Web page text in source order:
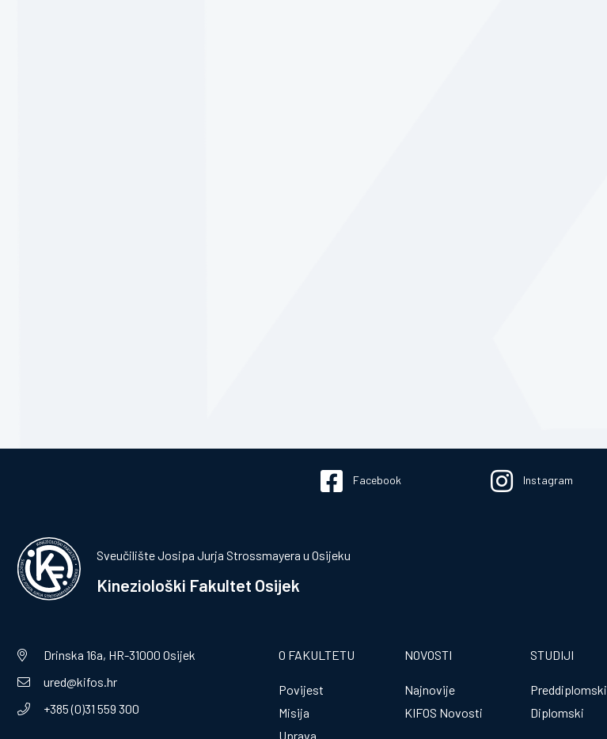
Facebook Instagram
Sveučilište Josipa Jurja Strossmayera u Osijeku
Kineziološki Fakultet Osijek
Drinska 16a, HR-31000 Osijek
ured@kifos.hr
+385 (0)31 559 300
O FAKULTETU
Povijest
Misija
Uprava
NOVOSTI
Najnovije
KIFOS Novosti
STUDIJI
Preddiplomski
Diplomski